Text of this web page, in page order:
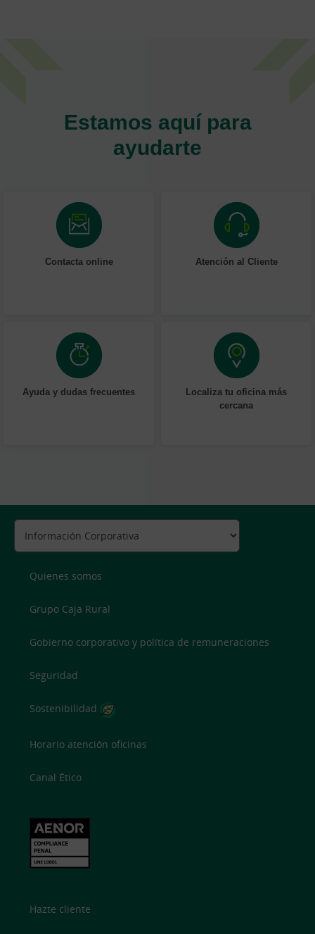
Estamos aquí para
ayudarte
Contacta online Atención al Cliente
Ayuda y dudas frecuentes
Localiza tu oficina más
cercana
Quienes somos
Grupo Caja Rural
Gobierno corporativo y política de remuneraciones
Seguridad
Sostenibilidad
Horario atención oficinas
Canal Ético
Hazte cliente